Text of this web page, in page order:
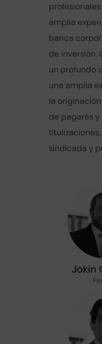
amplia
banca
de inversión.
un profundo
una amplia
la
de pagarés y
sindicada y
Jokin